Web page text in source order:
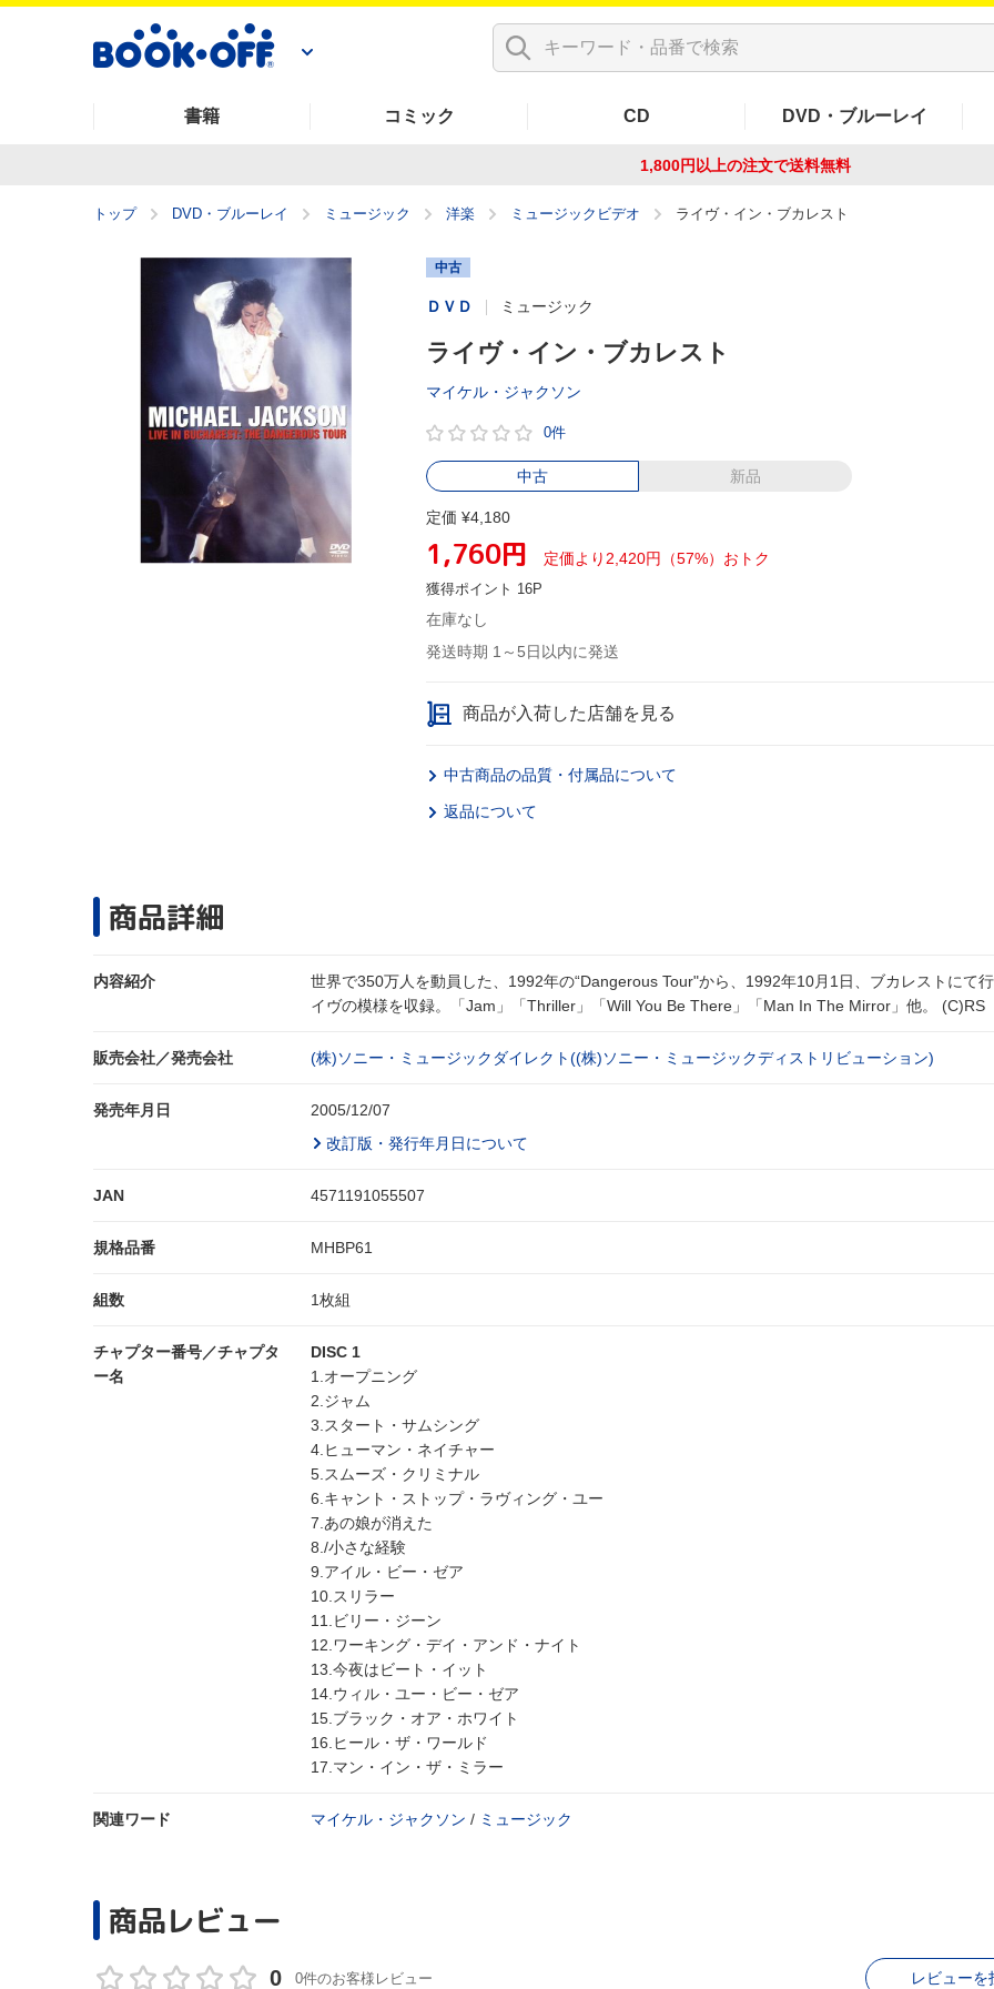
書籍 コミック CD DVD・ブルーレイ
1,800円以上の注文で送料無料
トップ DVD・ブルーレイ ミュージック 洋楽 ミュージックビデオ ライヴ・イン・ブカレスト
中古
ＤＶＤ ミュージック
ライヴ・イン・ブカレスト
マイケル・ジャクソン
0件
中古 新品
定価 ¥4,180
1,760円 定価より2,420円（57%）おトク
獲得ポイント 16P
在庫なし
発送時期 1～5日以内に発送
商品が入荷した店舗を見る
中古商品の品質・付属品について
返品について
商品詳細
内容紹介
世界で350万人を動員した、1992年の“Dangerous Tour"から、1992年10月1日、ブカレストにて
イヴの模様を収録。「Jam」「Thriller」「Will You Be There」「Man In The Mirror」他。 (C)RS
販売会社／発売会社 (株)ソニー・ミュージックダイレクト((株)ソニー・ミュージックディストリビューション)
発売年月日
2005/12/07
改訂版・発行年月日について
JAN 4571191055507
規格品番 MHBP61
組数 1枚組
チャプター番号／チャプタ
ー名
DISC 1
1.オープニング
2.ジャム
3.スタート・サムシング
4.ヒューマン・ネイチャー
5.スムーズ・クリミナル
6.キャント・ストップ・ラヴィング・ユー
7.あの娘が消えた
8./小さな経験
9.アイル・ビー・ゼア
10.スリラー
11.ビリー・ジーン
12.ワーキング・デイ・アンド・ナイト
13.今夜はビート・イット
14.ウィル・ユー・ビー・ゼア
15.ブラック・オア・ホワイト
16.ヒール・ザ・ワールド
17.マン・イン・ザ・ミラー
関連ワード マイケル・ジャクソン / ミュージック
商品レビュー
0 0件のお客様レビュー レビューを